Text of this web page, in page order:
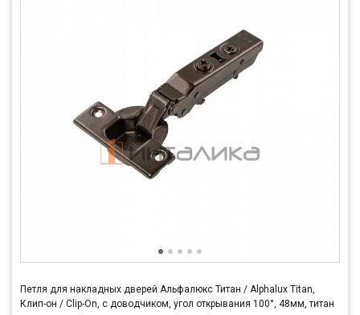
Поддерживать репутацию надежного производителя
Премиальное качество европейского уровня
Alphalux - это надежность, качество и инновации,
подтвержденные европейским стандартом производства
Петля для накладных дверей Альфалюкс Титан / Alphalux Titan,
Клип-он / Clip-On, с доводчиком, угол открывания 100°, 48мм, титан